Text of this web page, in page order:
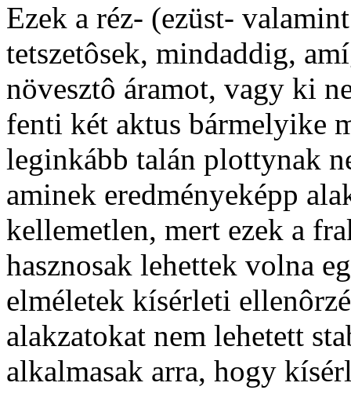
Ezek a réz- (ezüst-
tetszetôsek, mindaddig,
növesztô áramot, vagy ki
fenti két aktus bármelyike
leginkább talán plottynak
aminek eredményeképp
kellemetlen, mert ezek a
hasznosak lehettek volna
elméletek kísérleti
alakzatokat nem lehetett
alkalmasak arra, hogy